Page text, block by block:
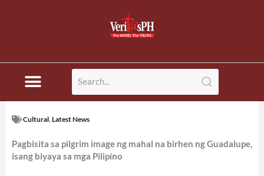
Cultural Latest News
Pagbisita sa pilgrim image ng mahal na birhen ng Guadalupe,
isang biyaya sa mga Pilipino